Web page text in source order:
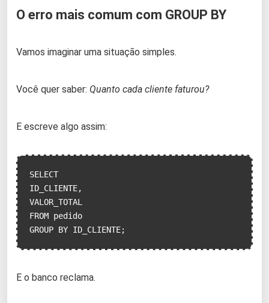
O erro mais comum com GROUP BY
Vamos imaginar uma situação simples.
Você quer saber: Quanto cada cliente faturou?
E escreve algo assim:
SELECT
ID_CLIENTE,
VALOR_TOTAL
FROM pedido
GROUP BY ID_CLIENTE;
E o banco reclama.